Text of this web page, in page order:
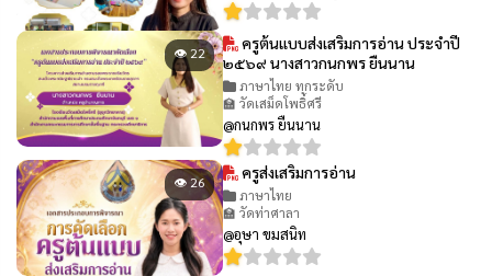
👁 22
ครูต้นแบบส่งเสริมการอ่าน ประจำปี
๒๕๖๙ นางสาวกนกพร ยืนนาน
ภาษาไทย ทุกระดับ
🏫 วัดเสม็ดโพธิ์ศรี
@กนกพร ยืนนาน
👁 26 ครูส่งเสริมการอ่าน
ภาษาไทย
🏫 วัดท่าศาลา
@อุษา ขมสนิท